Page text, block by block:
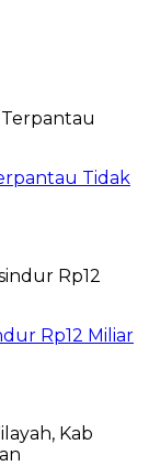
Tidak
Rp12 Miliar